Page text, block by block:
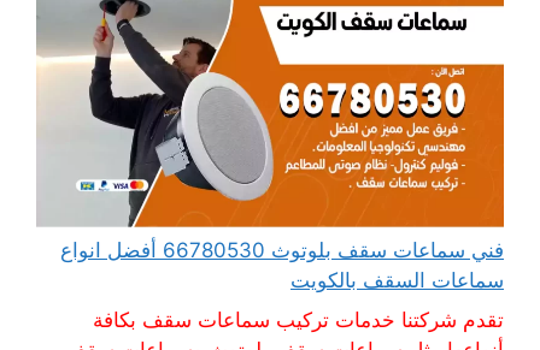
فني سماعات سقف بلوتوث 66780530 أفضل انواع
سماعات السقف بالكويت
تقدم شركتنا خدمات تركيب سماعات سقف بكافة